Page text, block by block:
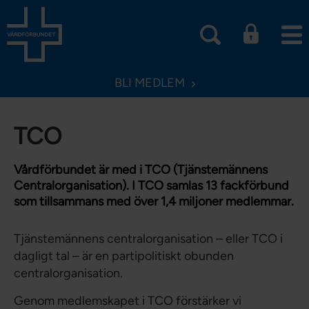
BLI MEDLEM
TCO
Vårdförbundet är med i TCO (Tjänstemännens
Centralorganisation). I TCO samlas 13 fackförbund
som tillsammans med över 1,4 miljoner medlemmar.
Tjänstemännens centralorganisation – eller TCO i
dagligt tal – är en partipolitiskt obunden
centralorganisation.
Genom medlemskapet i TCO förstärker vi